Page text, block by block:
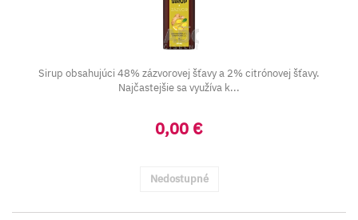
Sirup obsahujúci 48% zázvorovej šťavy a 2% citrónovej šťavy.
Najčastejšie sa využíva k...
0,00 €
Nedostupné